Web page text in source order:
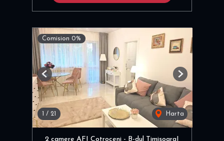
Comision 0%
1 / 21 Harta
Previous Next
2 camere AFI Cotroceni - B-dul TimisoaraI